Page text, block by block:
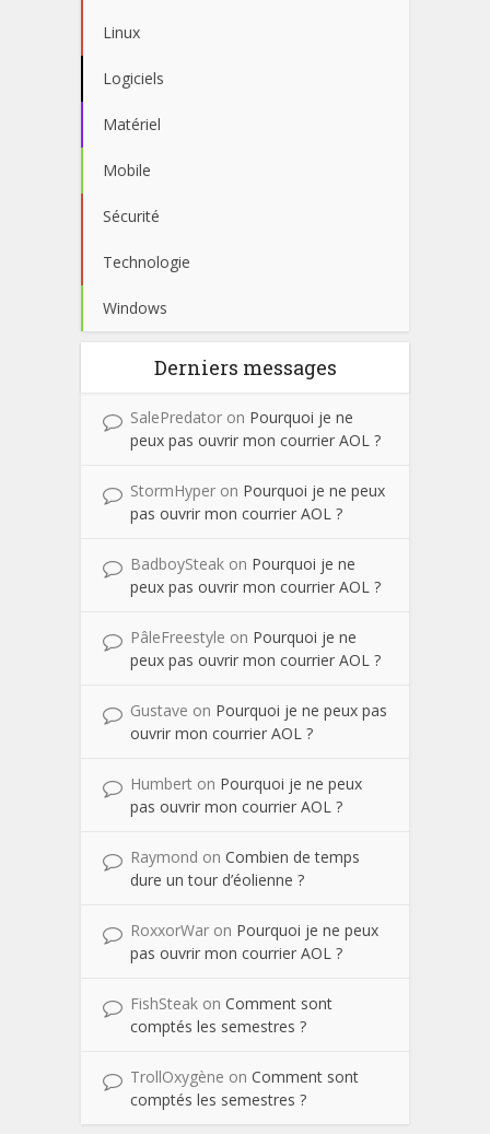
Linux
Logiciels
Matériel
Mobile
Sécurité
Technologie
Windows
Derniers messages
SalePredator on Pourquoi je ne
peux pas ouvrir mon courrier AOL ?
StormHyper on Pourquoi je ne peux
pas ouvrir mon courrier AOL ?
BadboySteak on Pourquoi je ne
peux pas ouvrir mon courrier AOL ?
PâleFreestyle on Pourquoi je ne
peux pas ouvrir mon courrier AOL ?
Gustave on Pourquoi je ne peux pas
ouvrir mon courrier AOL ?
Humbert on Pourquoi je ne peux
pas ouvrir mon courrier AOL ?
Raymond on Combien de temps
dure un tour d’éolienne ?
RoxxorWar on Pourquoi je ne peux
pas ouvrir mon courrier AOL ?
FishSteak on Comment sont
comptés les semestres ?
TrollOxygène on Comment sont
comptés les semestres ?